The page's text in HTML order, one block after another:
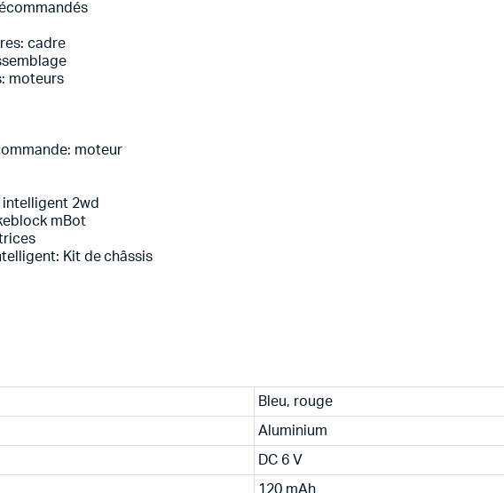
cadre
moteurs
moteur
intelligent 2wd
mBot
Kit de châssis
Bleu, rouge
Aluminium
DC 6 V
120 mAh